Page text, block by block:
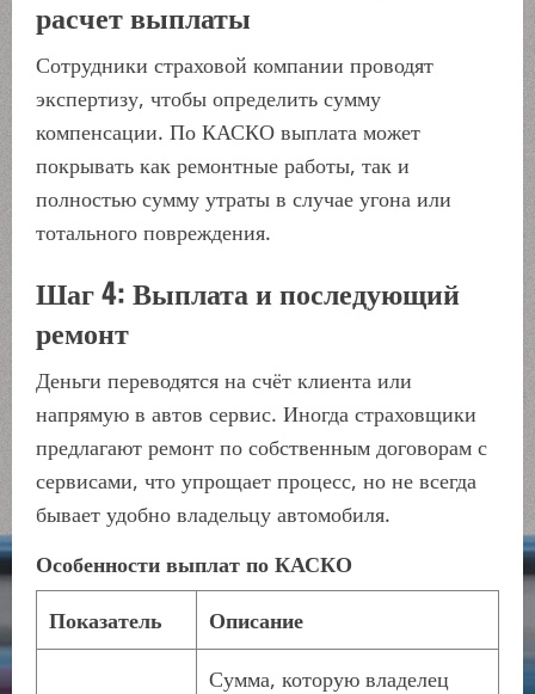
расчет выплаты
Сотрудники страховой компании проводят
экспертизу, чтобы определить сумму
компенсации. По КАСКО выплата может
покрывать как ремонтные работы, так и
полностью сумму утраты в случае угона или
тотального повреждения.
Шаг 4: Выплата и последующий
ремонт
Деньги переводятся на счёт клиента или
напрямую в автов сервис. Иногда страховщики
предлагают ремонт по собственным договорам с
сервисами, что упрощает процесс, но не всегда
бывает удобно владельцу автомобиля.
Особенности выплат по КАСКО
Показатель Описание
Сумма, которую владелец